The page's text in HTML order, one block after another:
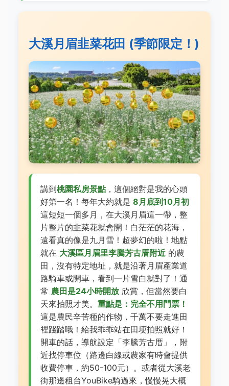
大溪月眉韭菜花田 (季節限定！)
講到桃園私房景點 ，這個絕對是我的心頭
好第一名！每年大約就是 8月底到10月初
這短短一個多月，在大溪月眉這一帶，整
片整片的韭菜花就會開！白茫茫的花海，
遠看真的像是九月雪！超夢幻的啦！地點
就在 大溪區月眉里李騰芳古厝附近 的農
田，沒有特定地址，就是沿著月眉產業道
路騎車或開車，看到一片雪白就對了！通
常 農田是24小時開放 欣賞，但當然要白
天來拍照才美。 重點是：完全不用門票！
這是農民辛苦種的作物，千萬不要走進田
裡踐踏哦！給我乖乖站在田埂拍照就好！
開車的話，導航設定「李騰芳古厝」，附
近找停車位（路邊白線或農家有時會提供
收費停車，約50-100元）。或者從大溪老
街那邊租台YouBike騎過來，慢慢晃大概